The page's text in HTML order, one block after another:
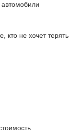
кто не хочет терять